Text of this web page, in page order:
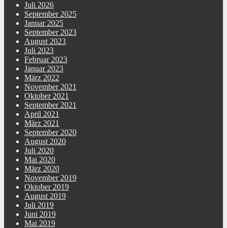
Juli 2026
September 2025
Januar 2025
September 2023
August 2023
Juli 2023
Februar 2023
Januar 2023
März 2022
November 2021
Oktober 2021
September 2021
April 2021
März 2021
September 2020
August 2020
Juli 2020
Mai 2020
März 2020
November 2019
Oktober 2019
August 2019
Juli 2019
Juni 2019
Mai 2019